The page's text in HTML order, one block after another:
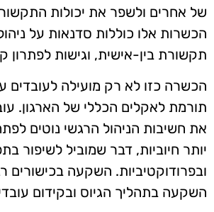
של אחרים ולשפר את יכולות
הכשרות אלו כוללות סדנאות על
תקשורת בין-אישית, וגישות לפתרון
הכשרה כזו לא רק מועילה לעובדים
תורמת לאקלים הכללי של הארגון.
את חשיבות הניהול הרגשי נוטים
יותר חיוביות, דבר שמוביל לשיפור
ובפרודוקטיביות. השקעה בכישורים
השקעה בתהליך הגיוס ובקידום